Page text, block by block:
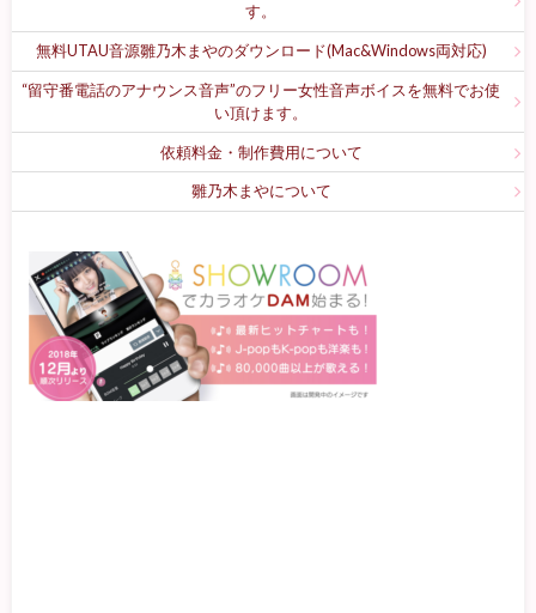
す。
無料UTAU音源雛乃木まやのダウンロード(Mac&Windows両対応)
“留守番電話のアナウンス音声”のフリー女性音声ボイスを無料でお使
い頂けます。
依頼料金・制作費用について
雛乃木まやについて